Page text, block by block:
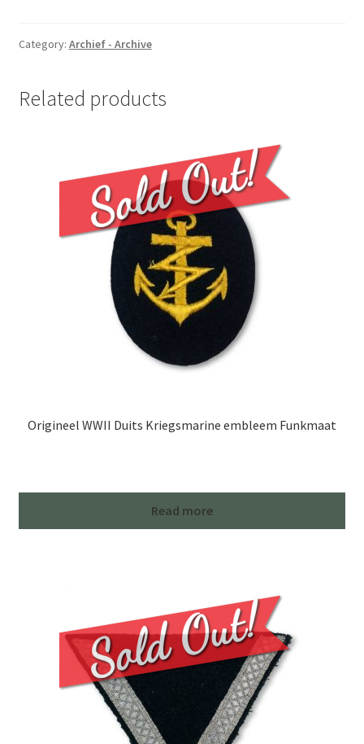
Category: Archief - Archive
Related products
Origineel WWII Duits Kriegsmarine embleem Funkmaat
Read more